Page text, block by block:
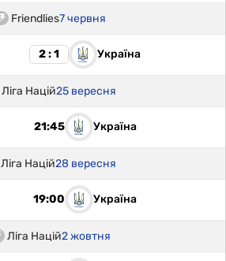
Friendlies7 червня
2 : 1 Україна
Ліга Націй25 вересня
21:45 Україна
Ліга Націй28 вересня
19:00 Україна
Ліга Націй2 жовтня